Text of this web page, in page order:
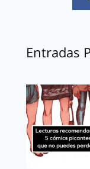
Entradas